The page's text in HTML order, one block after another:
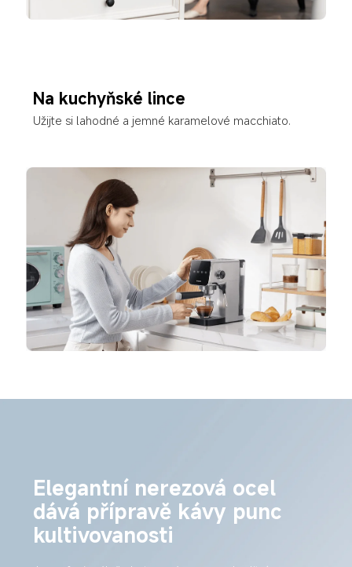
Na kuchyňské lince
Užijte si lahodné a jemné karamelové macchiato.
Elegantní nerezová ocel
dává přípravě kávy punc
kultivovanosti